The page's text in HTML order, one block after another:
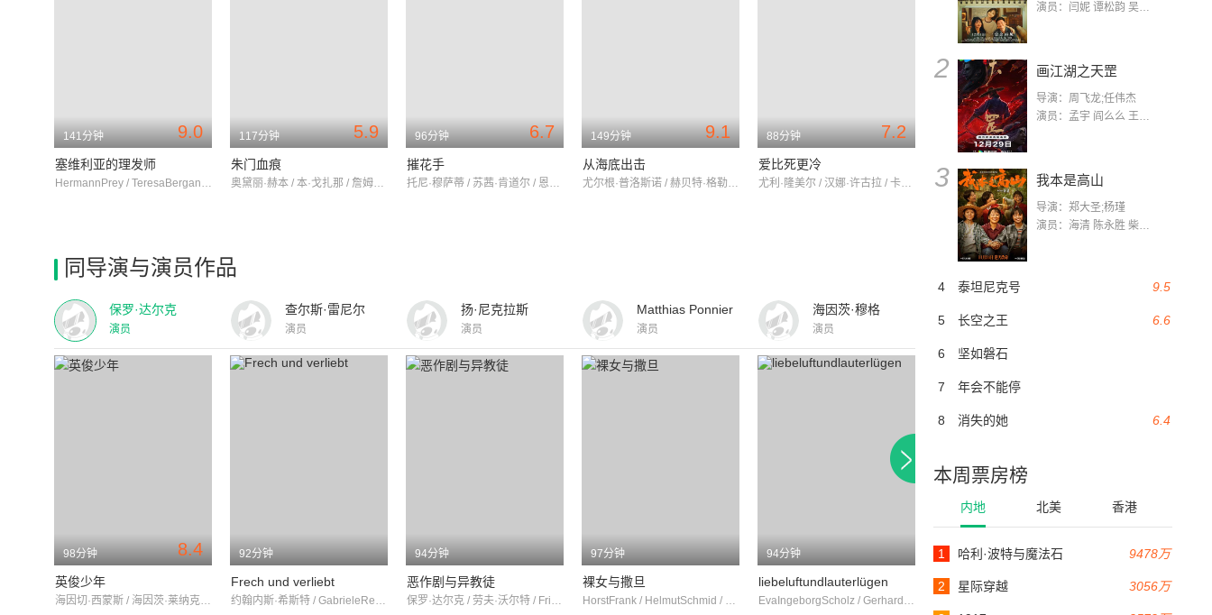
演员：闫妮 谭松韵 吴京 蒋龙 赵小棠 冯雷 李虎城 平安 小七 小可乐
2 画江湖之天罡
导演：周飞龙;任伟杰
演员：孟宇 阎么么 王凯 郭政建 阎萌萌 杨默 高枫 齐斯伽 刘芊含 马程
3 我本是高山
导演：郑大圣;杨瑾
演员：海清 陈永胜 柴烨 王玥婷 万国鹏 美朵达瓦 赵瑞婷 罗解艳 郭莉娜 潘家艳
9.5
4 泰坦尼克号
6.6
5 长空之王
6 坚如磐石
7 年会不能停
6.4
8 消失的她
本周票房榜
内地 北美 香港
9478万
1 哈利·波特与魔法石
3056万
2 星际穿越
9.0
141分钟
塞维利亚的理发师
HermannPrey / TeresaBerganza / LuigiAlva
5.9
117分钟
朱门血痕
奥黛丽·赫本 / 本·戈扎那 / 詹姆斯·梅森
6.7
96分钟
摧花手
托尼·穆萨蒂 / 苏茜·肯道尔 / 恩里科·玛丽亚·萨莱诺
9.1
149分钟
从海底出击
尤尔根·普洛斯诺 / 赫贝特·格勒内梅厄 / KlausWennemann
7.2
88分钟
爱比死更冷
尤利·隆美尔 / 汉娜·许古拉 / 卡特琳·沙克
同导演与演员作品
保罗·达尔克
演员
查尔斯·雷尼尔
演员
扬·尼克拉斯
演员
Matthias Ponnier
演员
海因茨·穆格
演员
8.4
98分钟
英俊少年
海因切·西蒙斯 / 海因茨·莱纳克 / 歌琳德·洛克
92分钟
Frech und verliebt
约翰内斯·希斯特 / GabrieleReismüller / CharlottDaudert
94分钟
恶作剧与异教徒
保罗·达尔克 / 劳夫·沃尔特 / FritzTillmann
97分钟
裸女与撒旦
HorstFrank / HelmutSchmid / KarinKernke
94分钟
liebeluftundlauterlügen
EvaIngeborgScholz / GerhardRiedmann / DorisKirchner
95分钟
capriccio
100分钟